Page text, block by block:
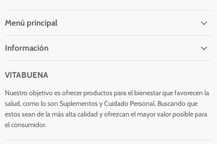
Menú principal
Información
VITABUENA
Nuestro objetivo es ofrecer productos para el bienestar que favorecen la
salud, como lo son Suplementos y Cuidado Personal. Buscando que
estos sean de la más alta calidad y ofrezcan el mayor valor posible para
el consumidor.